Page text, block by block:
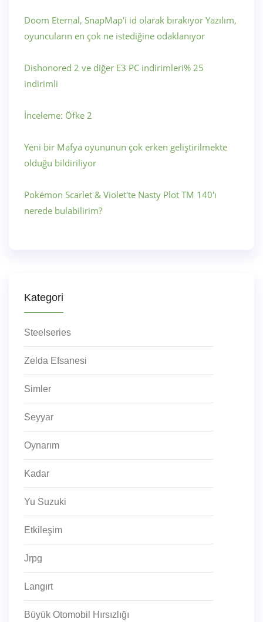
Doom Eternal, SnapMap'i id olarak bırakıyor Yazılım,
oyuncuların en çok ne istediğine odaklanıyor
Dishonored 2 ve diğer E3 PC indirimleri% 25
indirimli
İnceleme: Öfke 2
Yeni bir Mafya oyununun çok erken geliştirilmekte
olduğu bildiriliyor
Pokémon Scarlet & Violet'te Nasty Plot TM 140'ı
nerede bulabilirim?
Kategori
Steelseries
Zelda Efsanesi
Simler
Seyyar
Oynarım
Kadar
Yu Suzuki
Etkileşim
Jrpg
Langırt
Büyük Otomobil Hırsızlığı